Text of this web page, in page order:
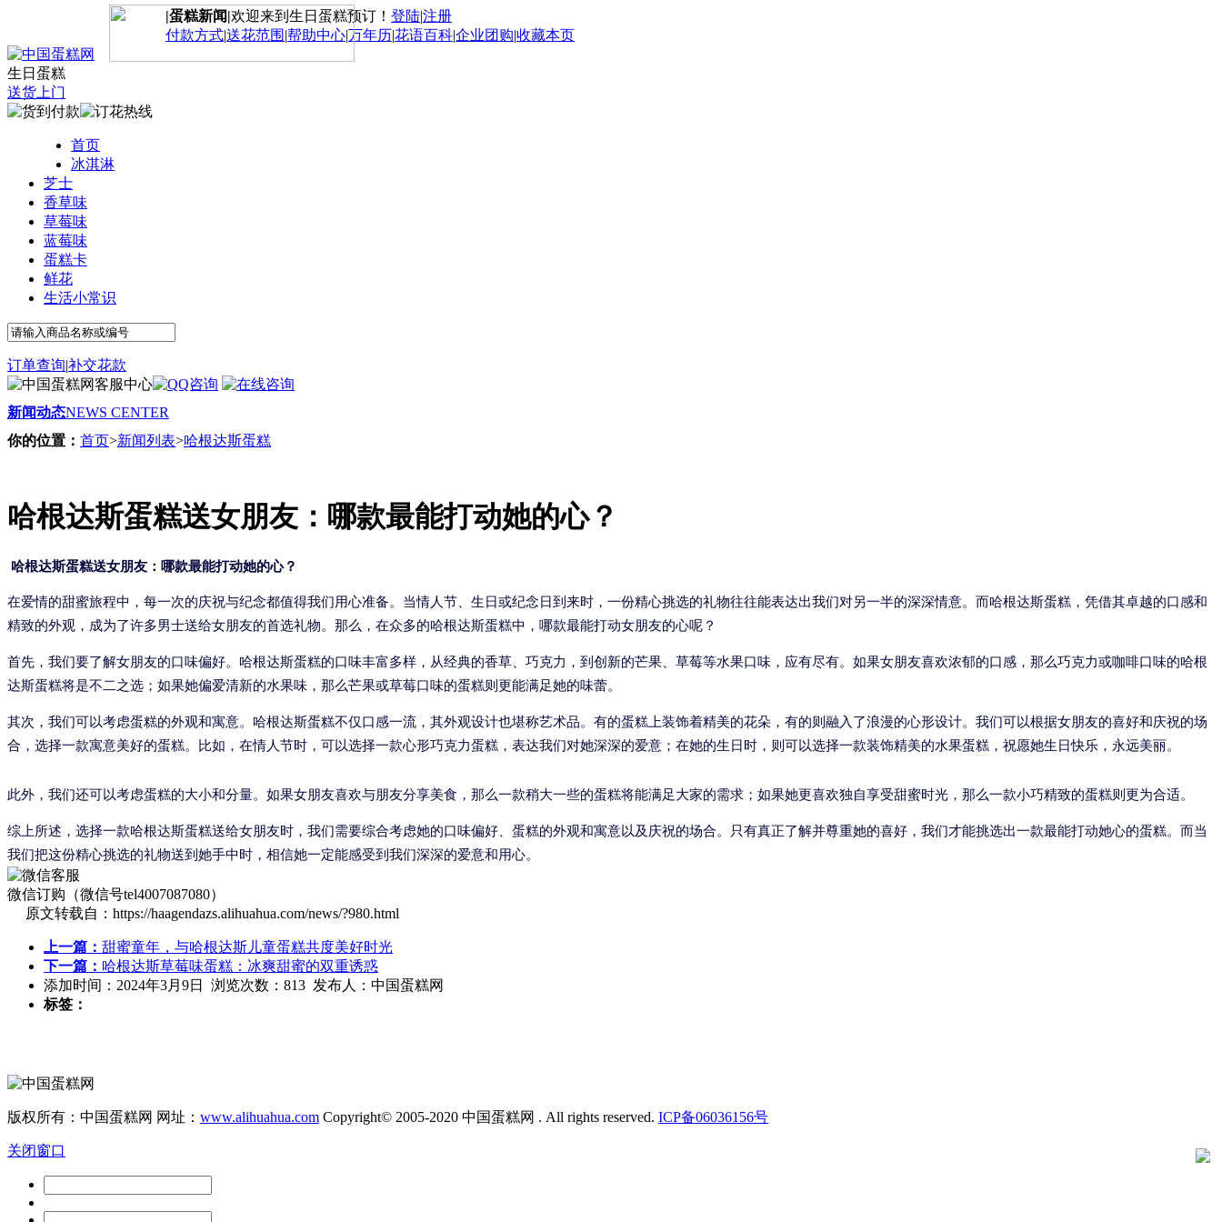
|蛋糕新闻|欢迎来到生日蛋糕预订！ 登陆|注册
付款方式|送花范围 |帮助中心|万年历|花语百科|企业团购|收藏本页
生日蛋糕
送货上门
首页
冰淇淋
芝士
香草味
草莓味
蓝莓味
蛋糕卡
鲜花
生活小常识
订单查询|补交花款
新闻动态NEWS CENTER
你的位置： 首页>新闻列表>哈根达斯蛋糕
哈根达斯蛋糕送女朋友：哪款最能打动她的心？
哈根达斯蛋糕送女朋友：哪款最能打动她的心？
在爱情的甜蜜旅程中，每一次的庆祝与纪念都值得我们用心准备。当情人节、生日或纪念日到来时，一份精心挑选的礼物往往能表达出我们对另一半的深深情意。而哈根达斯蛋糕，凭借其卓越的口感和
精致的外观，成为了许多男士送给女朋友的首选礼物。那么，在众多的哈根达斯蛋糕中，哪款最能打动女朋友的心呢？
首先，我们要了解女朋友的口味偏好。哈根达斯蛋糕的口味丰富多样，从经典的香草、巧克力，到创新的芒果、草莓等水果口味，应有尽有。如果女朋友喜欢浓郁的口感，那么巧克力或咖啡口味的哈根
达斯蛋糕将是不二之选；如果她偏爱清新的水果味，那么芒果或草莓口味的蛋糕则更能满足她的味蕾。
其次，我们可以考虑蛋糕的外观和寓意。哈根达斯蛋糕不仅口感一流，其外观设计也堪称艺术品。有的蛋糕上装饰着精美的花朵，有的则融入了浪漫的心形设计。我们可以根据女朋友的喜好和庆祝的场
合，选择一款寓意美好的蛋糕。比如，在情人节时，可以选择一款心形巧克力蛋糕，表达我们对她深深的爱意；在她的生日时，则可以选择一款装饰精美的水果蛋糕，祝愿她生日快乐，永远美丽。
此外，我们还可以考虑蛋糕的大小和分量。如果女朋友喜欢与朋友分享美食，那么一款稍大一些的蛋糕将能满足大家的需求；如果她更喜欢独自享受甜蜜时光，那么一款小巧精致的蛋糕则更为合适。
综上所述，选择一款哈根达斯蛋糕送给女朋友时，我们需要综合考虑她的口味偏好、蛋糕的外观和寓意以及庆祝的场合。只有真正了解并尊重她的喜好，我们才能挑选出一款最能打动她心的蛋糕。而当
我们把这份精心挑选的礼物送到她手中时，相信她一定能感受到我们深深的爱意和用心。
微信订购（微信号tel4007087080）
原文转载自：https://haagendazs.alihuahua.com/news/?980.html
上一篇： 甜蜜童年，与哈根达斯儿童蛋糕共度美好时光
下一篇： 哈根达斯草莓味蛋糕：冰爽甜蜜的双重诱惑
添加时间：2024年3月9日 浏览次数：813 发布人：中国蛋糕网
标签：
版权所有：中国蛋糕网 网址： www.alihuahua.com Copyright© 2005-2020 中国蛋糕网 . All rights reserved. ICP备06036156号
关闭窗口